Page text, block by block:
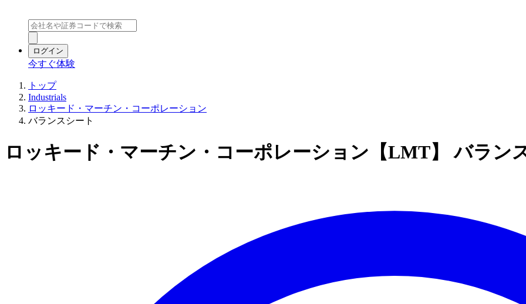
ログイン
今すぐ体験
トップ
Industrials
ロッキード・マーチン・コーポレーション
バランスシート
ロッキード・マーチン・コーポレーション【LMT】 バラン